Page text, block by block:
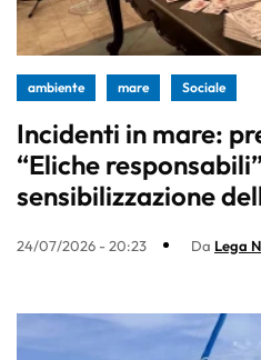
ambiente mare Sociale
Incidenti in mare:
“Eliche
sensibilizzazione
24/07/2026 - 20:23 Da Lega